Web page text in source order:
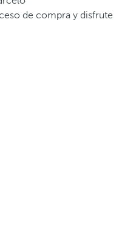
de compra y disfrute